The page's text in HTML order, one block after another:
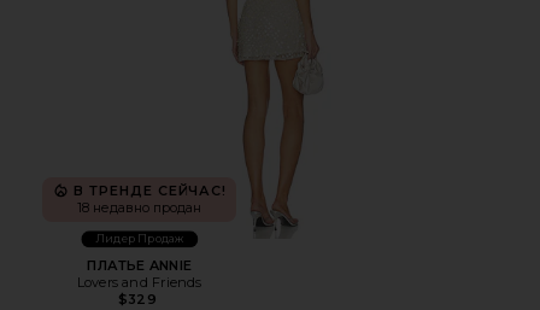
В ТРЕНДЕ СЕЙЧАС!
18 недавно продан
Лидер Продаж
ПЛАТЬЕ ANNIE
Lovers and Friends
$329